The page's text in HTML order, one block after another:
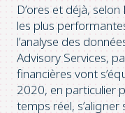
D’ores et déjà,
les plus
l’analyse des
Advisory Services,
financières vont
2020, en particulier
temps réel,